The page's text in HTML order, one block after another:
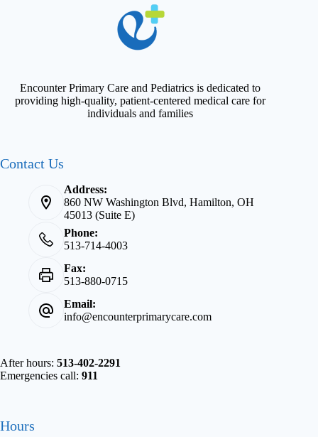
Encounter Primary Care and Pediatrics is dedicated to
providing high-quality, patient-centered medical care for
individuals and families
Contact Us
Address:
860 NW Washington Blvd, Hamilton, OH
45013 (Suite E)
Phone:
513-714-4003
Fax:
513-880-0715
Email:
info@encounterprimarycare.com
After hours: 513-402-2291
Emergencies call: 911
Hours